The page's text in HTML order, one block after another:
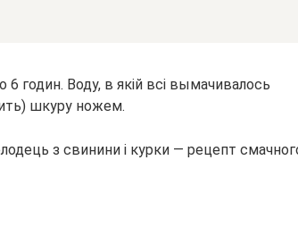
годин. Воду, в якій всі вымачивалось
шкуру ножем.